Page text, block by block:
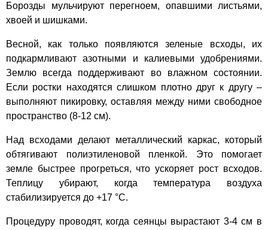
Борозды мульчируют перегноем, опавшими листьями,
хвоей и шишками.
Весной, как только появляются зеленые всходы, их
подкармливают азотными и калиевыми удобрениями.
Землю всегда поддерживают во влажном состоянии.
Если ростки находятся слишком плотно друг к другу –
выполняют пикировку, оставляя между ними свободное
пространство (8-12 см).
Над всходами делают металлический каркас, который
обтягивают полиэтиленовой пленкой. Это помогает
земле быстрее прогреться, что ускоряет рост всходов.
Теплицу убирают, когда температура воздуха
стабилизируется до +17 °С.
Процедуру проводят, когда сеянцы вырастают 3-4 см в